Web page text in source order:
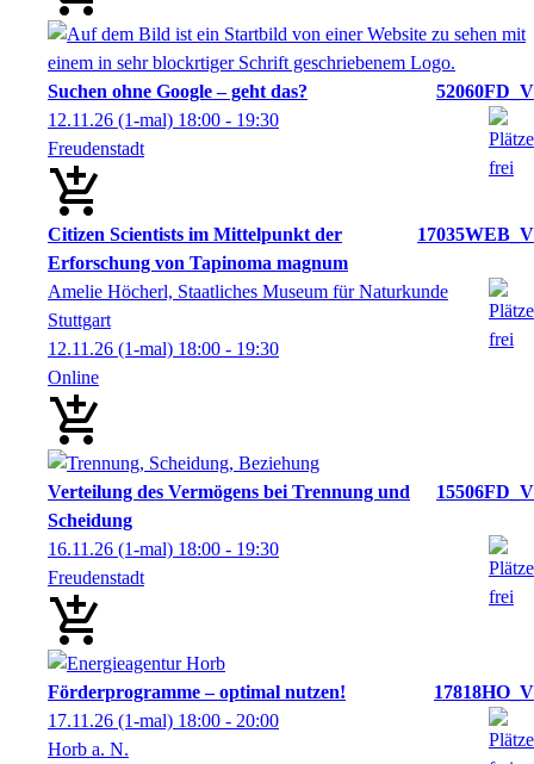
Suchen ohne Google – geht das?
52060FD_V
12.11.26 (1-mal) 18:00 - 19:30
Freudenstadt
Citizen Scientists im Mittelpunkt der
Erforschung von Tapinoma magnum
17035WEB_V
Amelie Höcherl, Staatliches Museum für Naturkunde
Stuttgart
12.11.26 (1-mal) 18:00 - 19:30
Online
Verteilung des Vermögens bei Trennung und
Scheidung
15506FD_V
16.11.26 (1-mal) 18:00 - 19:30
Freudenstadt
Förderprogramme – optimal nutzen!
17818HO_V
17.11.26 (1-mal) 18:00 - 20:00
Horb a. N.